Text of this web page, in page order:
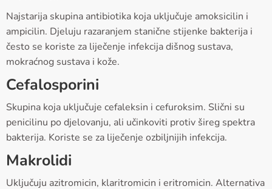
Najstarija skupina antibiotika koja uključuje amoksicilin i
ampicilin. Djeluju razaranjem stanične stijenke bakterija i
često se koriste za liječenje infekcija dišnog sustava,
mokraćnog sustava i kože.
Cefalosporini
Skupina koja uključuje cefaleksin i cefuroksim. Slični su
penicilinu po djelovanju, ali učinkoviti protiv šireg spektra
bakterija. Koriste se za liječenje ozbiljnijih infekcija.
Makrolidi
Uključuju azitromicin, klaritromicin i eritromicin. Alternativa